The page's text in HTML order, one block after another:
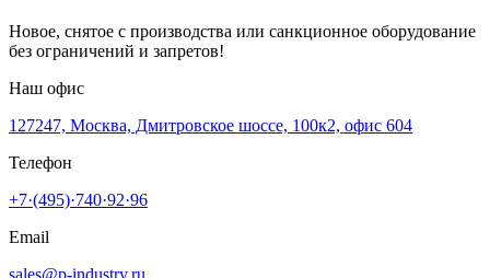
Новое, снятое с производства или санкционное оборудование
без ограничений и запретов!
Наш офис
127247, Москва, Дмитровское шоссе, 100к2, офис 604
Телефон
+7·(495)·740·92·96
Email
sales@p-industry.ru